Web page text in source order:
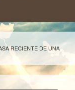
RECIENTE DE UNA